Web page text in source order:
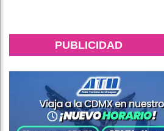
PUBLICIDAD